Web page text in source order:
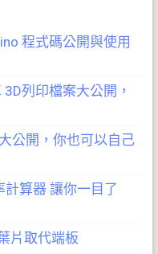
程式碼公開與使用
列印檔案大公開，
公開，你也可以自己
算器 讓你一目了
片取代端板